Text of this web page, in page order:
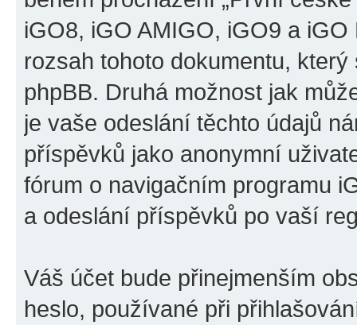
iGO8, iGO AMIGO, iGO9 a
rozsah tohoto dokumentu,
phpBB. Druhá možnost jak
je vaše odeslání těchto údajů
příspěvků jako anonymní
fórum o navigačním programu
a odeslání příspěvků po vaší
Váš účet bude přinejmenším
heslo, používané při